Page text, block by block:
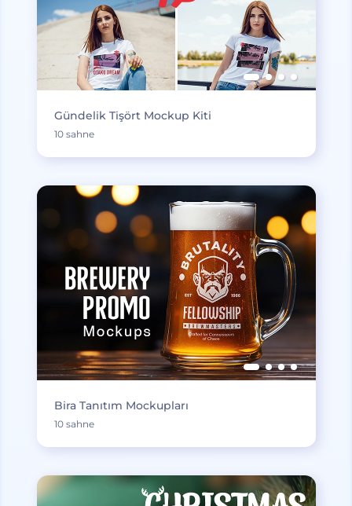
Gündelik Tişört Mockup Kiti
10 sahne
Bira Tanıtım Mockupları
10 sahne